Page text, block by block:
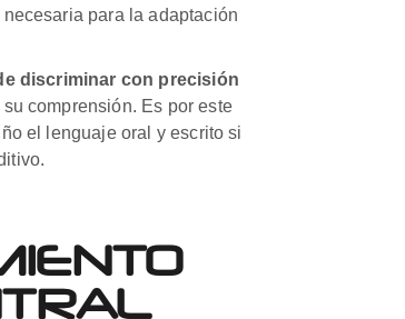
para la adaptación
discriminar con precisión
comprensión. Es por este
el lenguaje oral y escrito si